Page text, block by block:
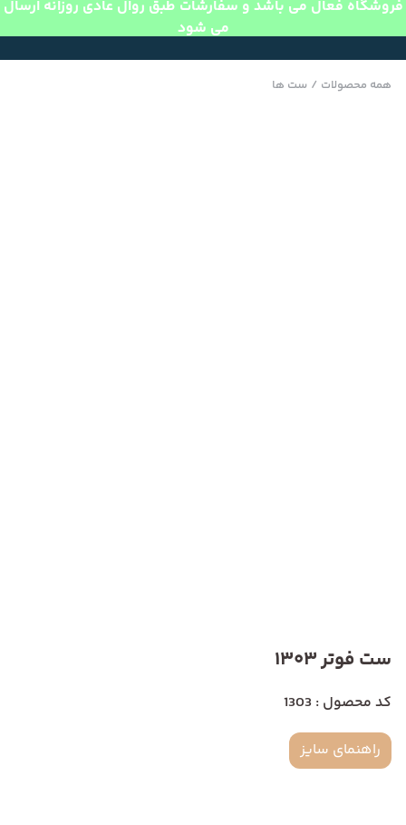
فروشگاه فعال می باشد و سفارشات طبق روال عادی روزانه ارسال
می شود
همه محصولات / ست ها
ست فوتر 1303
کد محصول : 1303
راهنمای سایز